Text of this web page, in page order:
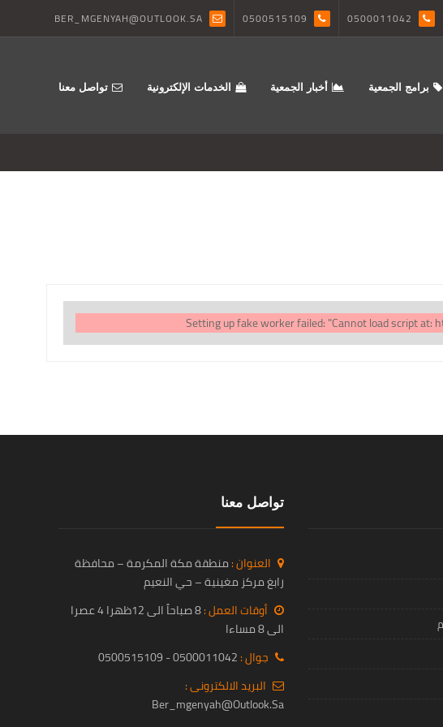
0500011042
0500515109
BER_MGENYAH@OUTLOOK.SA
برامج الجمعية أخبار الجمعية الخدمات الإلكترونية تواصل معنا
Setting up fake worker failed: "Cannot load script
تواصل معنا
العنوان :منطقة مكة المكرمة – محافظة
رابغ مركز مغينية – حي النعيم
أوقات العمل :
8 صباحاً الى 12ظهرا 4 عصرا
الى 8 مساءا
جوال :0500011042 - 0500515109
البريد الالكترونى :
Ber_mgenyah@outlook.sa